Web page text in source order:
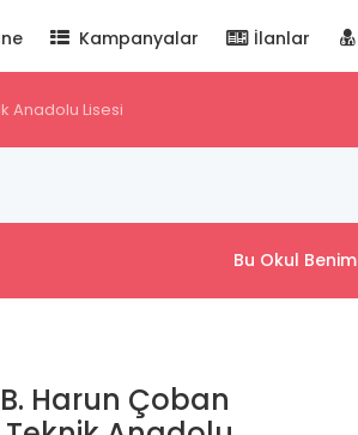
Kampanyalar İlanlar
Anadolu Lisesi
Bu Okul Benim
Harun Çoban